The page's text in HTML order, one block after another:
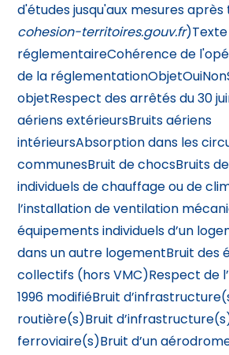
d'études jusqu'aux mesures après
cohesion-territoires.gouv.fr)Texte
réglementaireCohérence de
de la
objetRespect des arrêtés du 30
aériens extérieursBruits aériens
intérieursAbsorption dans les
communesBruit de chocsBruits
individuels de chauffage ou de
l’installation deventilation
équipements individuels d’un
dans un autre logementBruit des
collectifs (hors VMC)Respect de
1996 modifiéBruit
routière(s)Bruit
ferroviaire(s)Bruit d’un